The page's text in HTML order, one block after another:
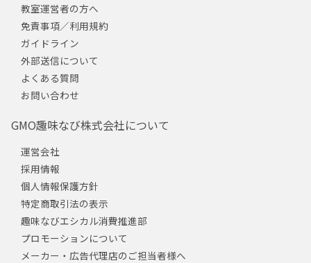
教室運営者の方へ
免責事項／利用規約
ガイドライン
外部送信について
よくある質問
お問い合わせ
GMO趣味なび株式会社について
運営会社
採用情報
個人情報保護方針
特定商取引法の表示
趣味なびエシカル消費推進部
プロモーションについて
メーカー・広告代理店のご担当者様へ